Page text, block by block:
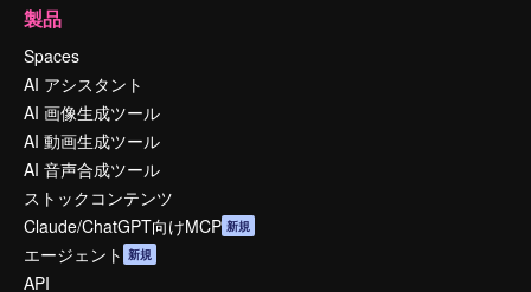
製品
Spaces
AI アシスタント
AI 画像生成ツール
AI 動画生成ツール
AI 音声合成ツール
ストックコンテンツ
Claude/ChatGPT向けMCP 新規
エージェント 新規
API